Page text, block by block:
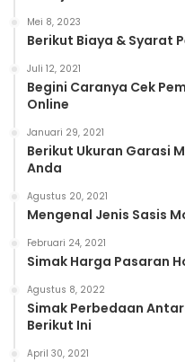
Mei 8, 2023
Berikut Biaya & Syarat
Juli 12, 2021
Begini Caranya Cek
Online
Januari 29, 2021
Berikut Ukuran Garasi
Anda
Agustus 20, 2021
Mengenal Jenis Sasis
Februari 24, 2021
Simak Harga Pasaran
Agustus 8, 2022
Simak Perbedaan
Berikut Ini
April 30, 2021